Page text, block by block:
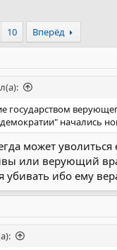
10 Вперёд
государством
начались
может
или верующий
убивать ибо ему